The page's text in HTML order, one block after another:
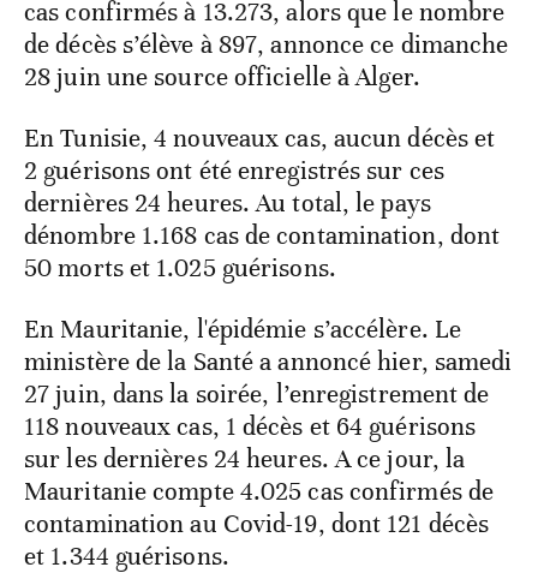
cas confirmés à 13.273, alors que le nombre
de décès s’élève à 897, annonce ce dimanche
28 juin une source officielle à Alger.
En Tunisie, 4 nouveaux cas, aucun décès et
2 guérisons ont été enregistrés sur ces
dernières 24 heures. Au total, le pays
dénombre 1.168 cas de contamination, dont
50 morts et 1.025 guérisons.
En Mauritanie, l'épidémie s’accélère. Le
ministère de la Santé a annoncé hier, samedi
27 juin, dans la soirée, l’enregistrement de
118 nouveaux cas, 1 décès et 64 guérisons
sur les dernières 24 heures. A ce jour, la
Mauritanie compte 4.025 cas confirmés de
contamination au Covid-19, dont 121 décès
et 1.344 guérisons.